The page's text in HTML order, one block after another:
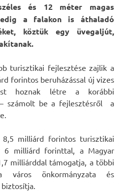
és 12 méter magas
a falakon is áthaladó
köztük egy üvegaljút,
turisztikai fejlesztése zajlik a
forintos beruházással új vizes
hoznak létre a korábbi
számolt be a fejlesztésről a
8,5 milliárd forintos turisztikai
6 milliárd forinttal, a Magyar
milliárddal támogatja, a többi
város önkormányzata és